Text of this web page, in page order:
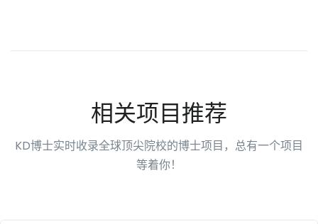
相关项目推荐
KD博士实时收录全球顶尖院校的博士项目，总有一个项目
等着你！